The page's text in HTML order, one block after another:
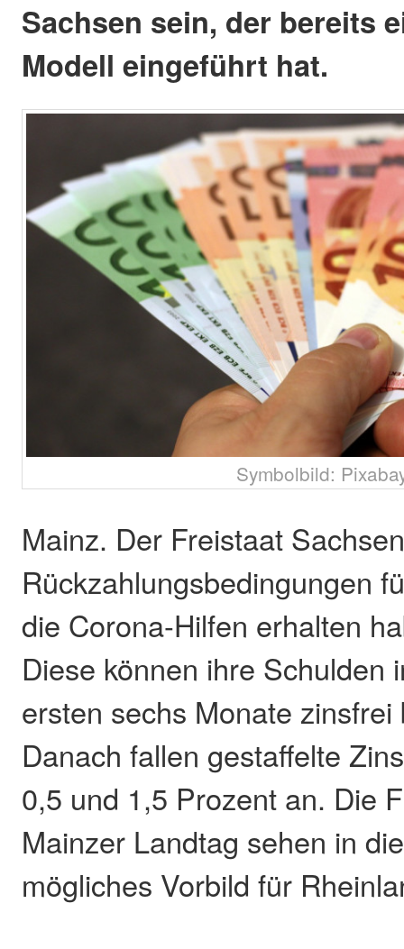
Sachsen sein, der bereits
Modell eingeführt hat.
Symbolbild:
Mainz. Der Freistaat
Rückzahlungsbedingungen
die Corona-Hilfen erhalten
Diese können ihre Schulden
ersten sechs Monate zinsfrei
Danach fallen gestaffelte
0,5 und 1,5 Prozent an. Die
Mainzer Landtag sehen in
mögliches Vorbild für